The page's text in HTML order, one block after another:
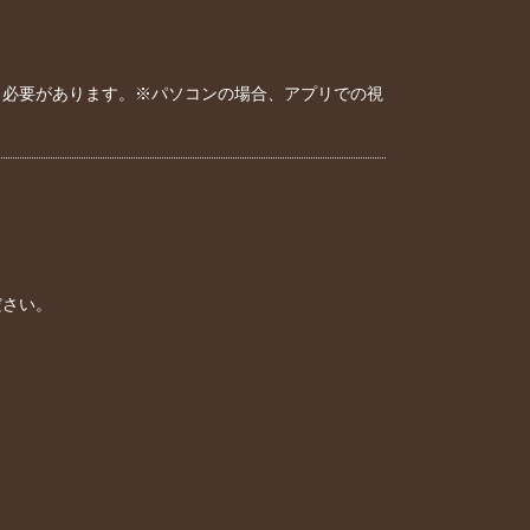
要があります。※パソコンの場合、アプリでの視
い。